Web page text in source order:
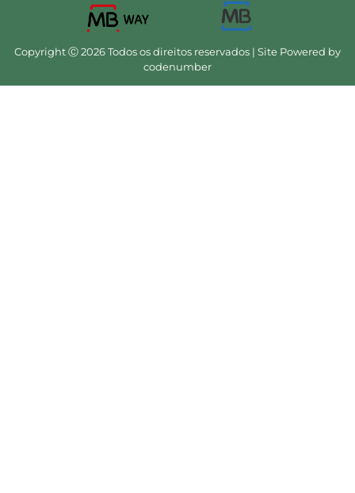
Copyright Ⓒ 2026 Todos os direitos reservados | Site Powered by
codenumber